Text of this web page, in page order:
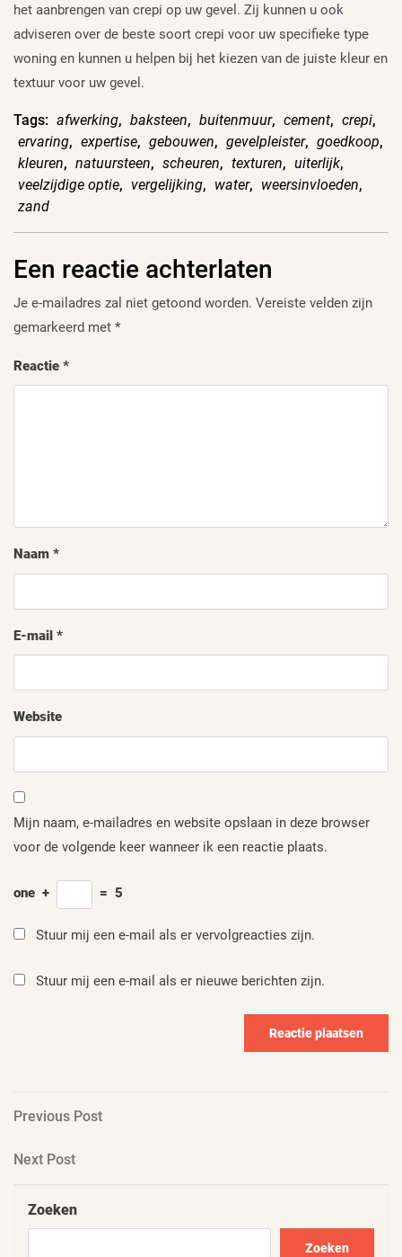
het aanbrengen van crepi op uw gevel. Zij kunnen u ook
adviseren over de beste soort crepi voor uw specifieke type
woning en kunnen u helpen bij het kiezen van de juiste kleur en
textuur voor uw gevel.
Tags: afwerking, baksteen, buitenmuur, cement, crepi,
ervaring, expertise, gebouwen, gevelpleister, goedkoop,
kleuren, natuursteen, scheuren, texturen, uiterlijk,
veelzijdige optie, vergelijking, water, weersinvloeden,
zand
Een reactie achterlaten
Je e-mailadres zal niet getoond worden. Vereiste velden zijn
gemarkeerd met *
Reactie *
Naam *
E-mail *
Website
Mijn naam, e-mailadres en website opslaan in deze browser
voor de volgende keer wanneer ik een reactie plaats.
one + = 5
Stuur mij een e-mail als er vervolgreacties zijn.
Stuur mij een e-mail als er nieuwe berichten zijn.
Berichtnavigatie
Previous
Previous Post
Next
Next Post
Zoeken
Zoeken